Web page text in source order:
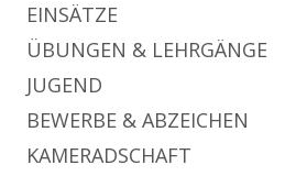
EINSÄTZE
ÜBUNGEN & LEHRGÄNGE
JUGEND
BEWERBE & ABZEICHEN
KAMERADSCHAFT